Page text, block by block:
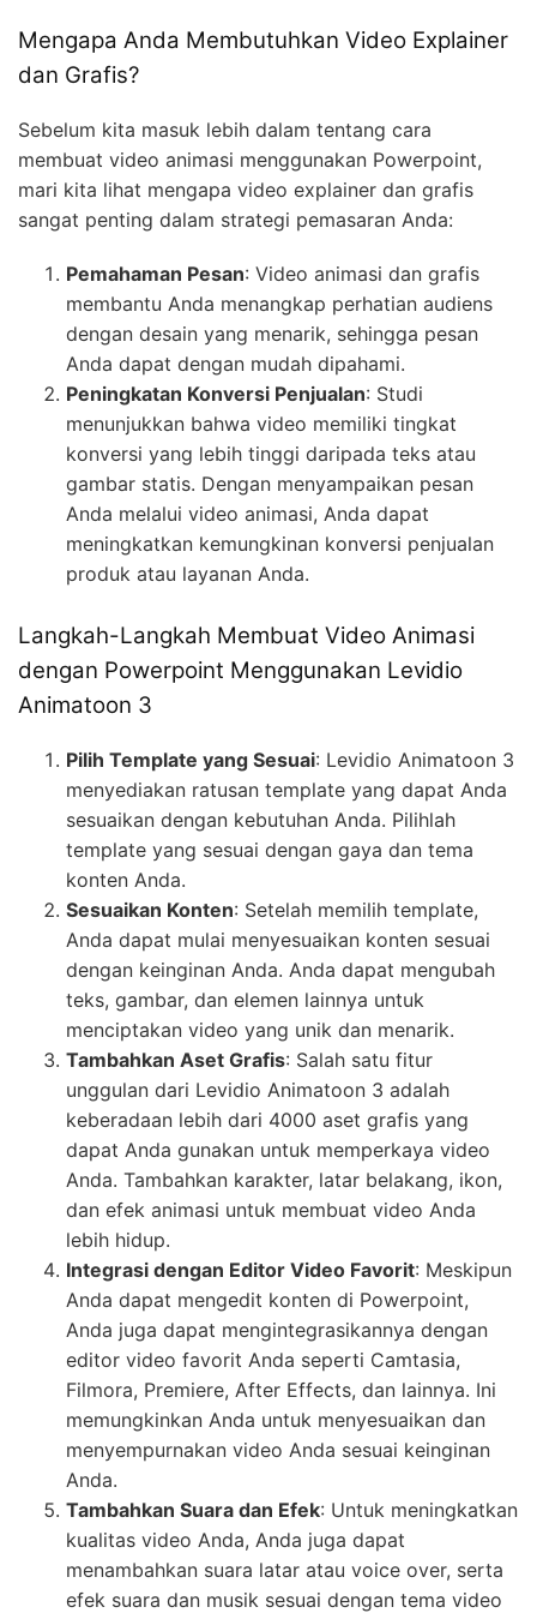
Mengapa Anda Membutuhkan Video Explainer
dan Grafis?
Sebelum kita masuk lebih dalam tentang cara
membuat video animasi menggunakan Powerpoint,
mari kita lihat mengapa video explainer dan grafis
sangat penting dalam strategi pemasaran Anda:
Pemahaman Pesan: Video animasi dan grafis
membantu Anda menangkap perhatian audiens
dengan desain yang menarik, sehingga pesan
Anda dapat dengan mudah dipahami.
Peningkatan Konversi Penjualan: Studi
menunjukkan bahwa video memiliki tingkat
konversi yang lebih tinggi daripada teks atau
gambar statis. Dengan menyampaikan pesan
Anda melalui video animasi, Anda dapat
meningkatkan kemungkinan konversi penjualan
produk atau layanan Anda.
Langkah-Langkah Membuat Video Animasi
dengan Powerpoint Menggunakan Levidio
Animatoon 3
Pilih Template yang Sesuai: Levidio Animatoon 3
menyediakan ratusan template yang dapat Anda
sesuaikan dengan kebutuhan Anda. Pilihlah
template yang sesuai dengan gaya dan tema
konten Anda.
Sesuaikan Konten: Setelah memilih template,
Anda dapat mulai menyesuaikan konten sesuai
dengan keinginan Anda. Anda dapat mengubah
teks, gambar, dan elemen lainnya untuk
menciptakan video yang unik dan menarik.
Tambahkan Aset Grafis: Salah satu fitur
unggulan dari Levidio Animatoon 3 adalah
keberadaan lebih dari 4000 aset grafis yang
dapat Anda gunakan untuk memperkaya video
Anda. Tambahkan karakter, latar belakang, ikon,
dan efek animasi untuk membuat video Anda
lebih hidup.
Integrasi dengan Editor Video Favorit: Meskipun
Anda dapat mengedit konten di Powerpoint,
Anda juga dapat mengintegrasikannya dengan
editor video favorit Anda seperti Camtasia,
Filmora, Premiere, After Effects, dan lainnya. Ini
memungkinkan Anda untuk menyesuaikan dan
menyempurnakan video Anda sesuai keinginan
Anda.
Tambahkan Suara dan Efek: Untuk meningkatkan
kualitas video Anda, Anda juga dapat
menambahkan suara latar atau voice over, serta
efek suara dan musik sesuai dengan tema video